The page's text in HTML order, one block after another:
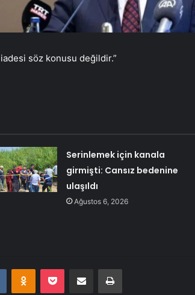
söz konusu değildir.”
Serinlemek için kanala
girmişti: Cansız bedenine
ulaşıldı
Ağustos 6, 2026
VKontakteOdnoklassniki
Pocket E-Posta ile paylaş Yazdır